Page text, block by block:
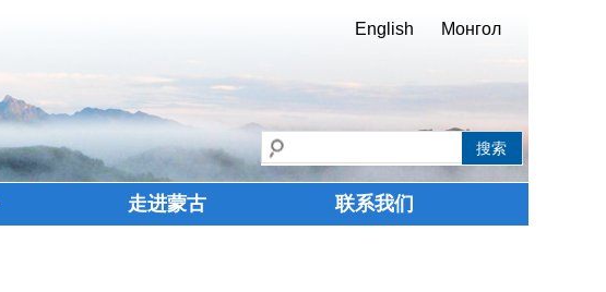
English Монгол
走进蒙古 联系我们